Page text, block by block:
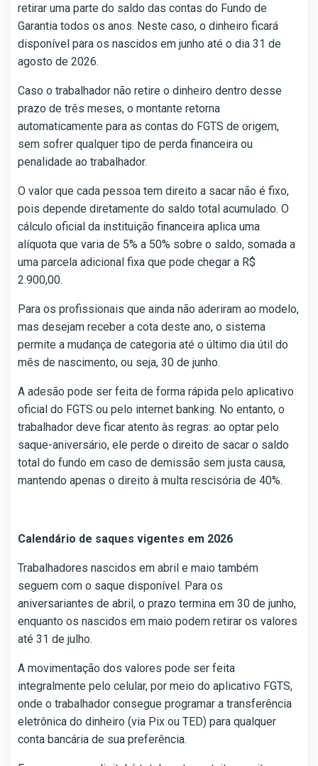
retirar uma parte do saldo das contas do Fundo de
Garantia todos os anos. Neste caso, o dinheiro ficará
disponível para os nascidos em junho até o dia 31 de
agosto de 2026.
Caso o trabalhador não retire o dinheiro dentro desse
prazo de três meses, o montante retorna
automaticamente para as contas do FGTS de origem,
sem sofrer qualquer tipo de perda financeira ou
penalidade ao trabalhador.
O valor que cada pessoa tem direito a sacar não é fixo,
pois depende diretamente do saldo total acumulado. O
cálculo oficial da instituição financeira aplica uma
alíquota que varia de 5% a 50% sobre o saldo, somada a
uma parcela adicional fixa que pode chegar a R$
2.900,00.
Para os profissionais que ainda não aderiram ao modelo,
mas desejam receber a cota deste ano, o sistema
permite a mudança de categoria até o último dia útil do
mês de nascimento, ou seja, 30 de junho.
A adesão pode ser feita de forma rápida pelo aplicativo
oficial do FGTS ou pelo internet banking. No entanto, o
trabalhador deve ficar atento às regras: ao optar pelo
saque-aniversário, ele perde o direito de sacar o saldo
total do fundo em caso de demissão sem justa causa,
mantendo apenas o direito à multa rescisória de 40%.
Calendário de saques vigentes em 2026
Trabalhadores nascidos em abril e maio também
seguem com o saque disponível. Para os
aniversariantes de abril, o prazo termina em 30 de junho,
enquanto os nascidos em maio podem retirar os valores
até 31 de julho.
A movimentação dos valores pode ser feita
integralmente pelo celular, por meio do aplicativo FGTS,
onde o trabalhador consegue programar a transferência
eletrônica do dinheiro (via Pix ou TED) para qualquer
conta bancária de sua preferência.